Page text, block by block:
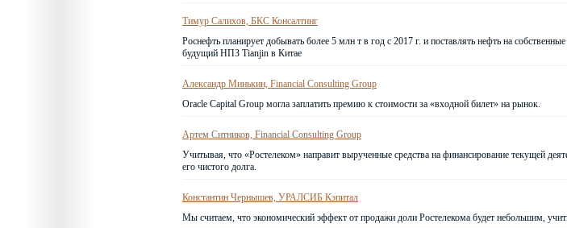
Тимур Салихов, БКС Консалтинг
Роснефть планирует добывать более 5 млн т в год с 2017 г. и поставлять нефть на
будущий НПЗ Tianjin в Китае
Александр Минькин, Financial Consulting Group
Oracle Capital Group могла заплатить премию к стоимости за «входной билет» на рынок.
Артем Ситников, Financial Consulting Group
Учитывая, что «Ростелеком» направит вырученные средства на финансирование текущей
его чистого долга.
Константин Чернышев, УРАЛСИБ Кэпитал
Мы считаем, что экономический эффект от продажи доли Ростелекома будет небольшим,